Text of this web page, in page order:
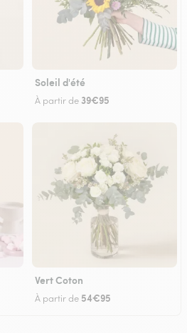
Soleil d'été
À partir de 39€95
Vert Coton
À partir de 54€95